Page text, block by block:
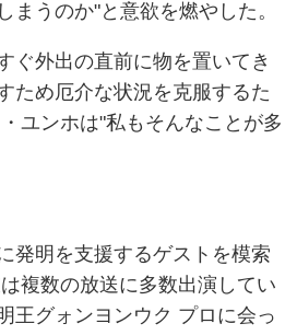
まうのか"と意欲を燃やした。
ぐ外出の直前に物を置いてき
ため厄介な状況を克服するた
ユンホは"私もそんなことが多
発明を支援するゲストを模索
複数の放送に多数出演してい
王グォンヨンウク プロに会っ